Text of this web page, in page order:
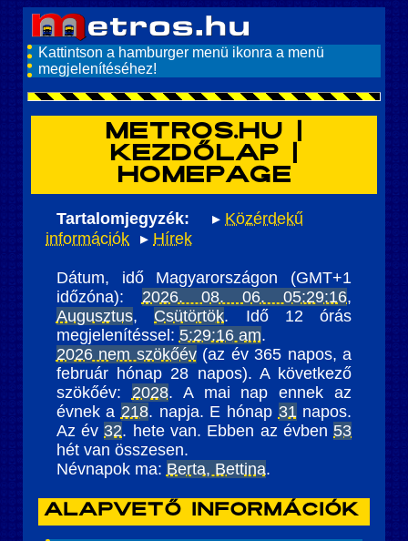
Kattintson a hamburger menü ikonra a menü
megjelenítéséhez!
metros.hu |
kezdőlap |
homepage
Tartalomjegyzék:
Közérdekű
információk
Hírek
Dátum, idő Magyarországon (GMT+1
időzóna): 2026. 08. 06. 05:29:19,
Augusztus, Csütörtök. Idő 12 órás
megjelenítéssel: 5:29:19 am.
2026 nem szökőév(az év 365 napos, a
február hónap 28 napos). A következő
szökőév: 2028. A mai nap ennek az
évnek a 218. napja. E hónap 31 napos.
Az év 32. hete van. Ebben az évben 53
hét van összesen.
Névnapok ma: Berta, Bettina.
Alapvető információk